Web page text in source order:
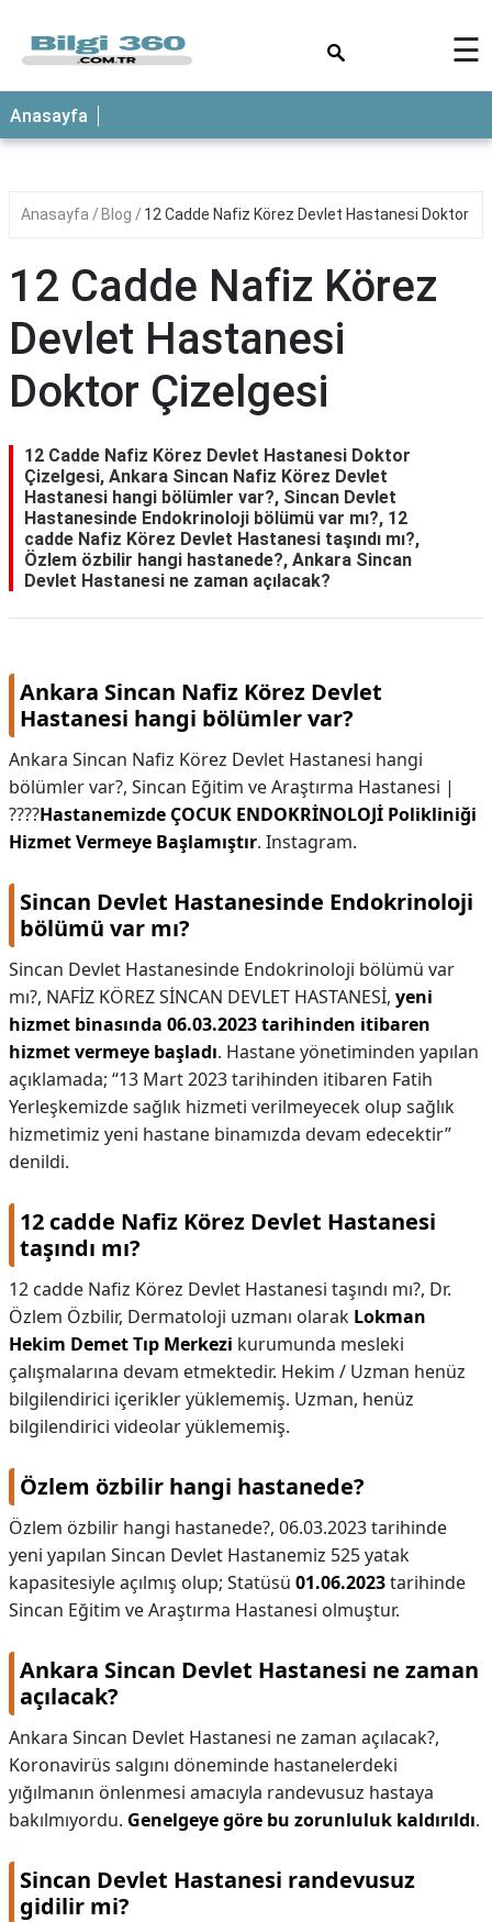
ANASAYFA
☰
Anasayfa
Anasayfa Blog 12 Cadde Nafiz Körez Devlet Hastanesi Doktor
12 Cadde Nafiz Körez
Devlet Hastanesi
Doktor Çizelgesi
12 Cadde Nafiz Körez Devlet Hastanesi Doktor
Çizelgesi, Ankara Sincan Nafiz Körez Devlet
Hastanesi hangi bölümler var?, Sincan Devlet
Hastanesinde Endokrinoloji bölümü var mı?, 12
cadde Nafiz Körez Devlet Hastanesi taşındı mı?,
Özlem özbilir hangi hastanede?, Ankara Sincan
Devlet Hastanesi ne zaman açılacak?
Ankara Sincan Nafiz Körez Devlet
Hastanesi hangi bölümler var?
Ankara Sincan Nafiz Körez Devlet Hastanesi hangi
bölümler var?, Sincan Eğitim ve Araştırma Hastanesi |
????Hastanemizde ÇOCUK ENDOKRİNOLOJİ Polikliniği
Hizmet Vermeye Başlamıştır. Instagram.
Sincan Devlet Hastanesinde Endokrinoloji
bölümü var mı?
Sincan Devlet Hastanesinde Endokrinoloji bölümü var
mı?, NAFİZ KÖREZ SİNCAN DEVLET HASTANESİ, yeni
hizmet binasında 06.03.2023 tarihinden itibaren
hizmet vermeye başladı. Hastane yönetiminden yapılan
açıklamada; “13 Mart 2023 tarihinden itibaren Fatih
Yerleşkemizde sağlık hizmeti verilmeyecek olup sağlık
hizmetimiz yeni hastane binamızda devam edecektir”
denildi.
12 cadde Nafiz Körez Devlet Hastanesi
taşındı mı?
12 cadde Nafiz Körez Devlet Hastanesi taşındı mı?, Dr.
Özlem Özbilir, Dermatoloji uzmanı olarak Lokman
Hekim Demet Tıp Merkezi kurumunda mesleki
çalışmalarına devam etmektedir. Hekim / Uzman henüz
bilgilendirici içerikler yüklememiş. Uzman, henüz
bilgilendirici videolar yüklememiş.
Özlem özbilir hangi hastanede?
Özlem özbilir hangi hastanede?, 06.03.2023 tarihinde
yeni yapılan Sincan Devlet Hastanemiz 525 yatak
kapasitesiyle açılmış olup; Statüsü 01.06.2023tarihinde
Sincan Eğitim ve Araştırma Hastanesi olmuştur.
Ankara Sincan Devlet Hastanesi ne zaman
açılacak?
Ankara Sincan Devlet Hastanesi ne zaman açılacak?,
Koronavirüs salgını döneminde hastanelerdeki
yığılmanın önlenmesi amacıyla randevusuz hastaya
bakılmıyordu. Genelgeye göre bu zorunluluk kaldırıldı.
Sincan Devlet Hastanesi randevusuz
gidilir mi?